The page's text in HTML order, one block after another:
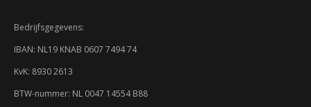
9
5
s
e
Bedrijfsgegevens:
IBAN: NL19 KNAB 0607 7494 74
KvK: 8930 2613
BTW-nummer: NL 0047 14554 B88